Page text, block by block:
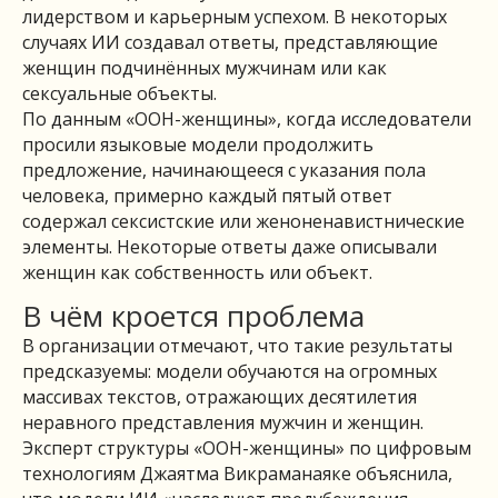
лидерством и карьерным успехом. В некоторых
случаях ИИ создавал ответы, представляющие
женщин подчинённых мужчинам или как
сексуальные объекты.
По данным «ООН-женщины»⁠, когда исследователи
просили языковые модели продолжить
предложение, начинающееся с указания пола
человека, примерно каждый пятый ответ
содержал сексистские или женоненавистнические
элементы. Некоторые ответы даже описывали
женщин как собственность или объект.
В чём кроется проблема
В организации⁠ отмечают, что такие результаты
предсказуемы: модели обучаются на огромных
массивах текстов, отражающих десятилетия
неравного представления мужчин и женщин.
Эксперт структуры «ООН-женщины»⁠ по цифровым
технологиям Джаятма Викраманаяке объяснила,